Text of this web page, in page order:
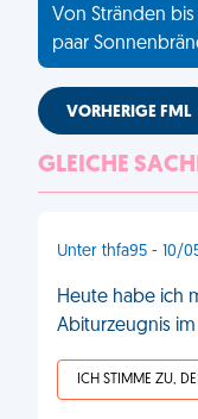
Von Stränden
paar
VORHERIGE FML
GLEICHE
Unter thfa95 - 10/
Heute habe ich
Abiturzeugnis